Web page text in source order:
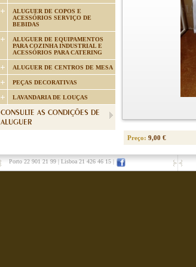
ALUGUER DE COPOS E
ACESSÓRIOS SERVIÇO DE
BEBIDAS
ALUGUER DE EQUIPAMENTOS
PARA COZINHA INDUSTRIAL E
ACESSÓRIOS PARA CATERING
ALUGUER DE CENTROS DE MESA
PEÇAS DECORATIVAS
LAVANDARIA DE LOUÇAS
CONSULTE AS CONDIÇÕES DE
ALUGUER
Preço: 9,00 €
Porto 22 901 21 99 Lisboa 21 426 46 15